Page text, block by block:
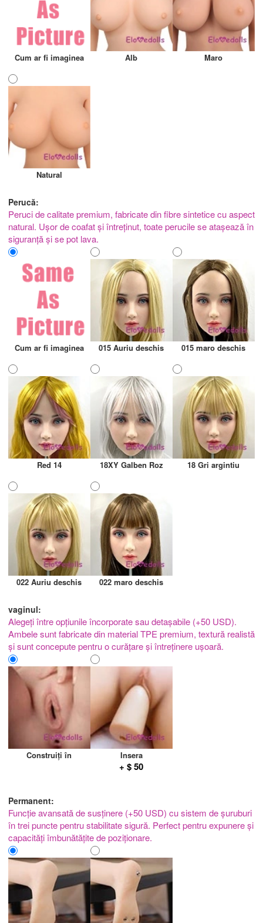
Cum ar fi imaginea Alb Maro
Natural
Perucă:
Peruci de calitate premium, fabricate din fibre sintetice cu aspect
natural. Ușor de coafat și întreținut, toate perucile se atașează în
siguranță și se pot lava.
Cum ar fi imaginea 015 Auriu deschis 015 maro deschis
Red 14 18XY Galben Roz 18 Gri argintiu
022 Auriu deschis 022 maro deschis
vaginul:
Alegeți între opțiunile încorporate sau detașabile (+50 USD).
Ambele sunt fabricate din material TPE premium, textură realistă
și sunt concepute pentru o curățare și întreținere ușoară.
Construiți în Insera
+ $ 50
Permanent:
Funcție avansată de susținere (+50 USD) cu sistem de șuruburi
în trei puncte pentru stabilitate sigură. Perfect pentru expunere și
capacități îmbunătățite de poziționare.